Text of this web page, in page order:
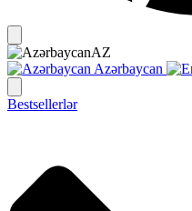
AZ
Azərbaycan
Bestsellerlər